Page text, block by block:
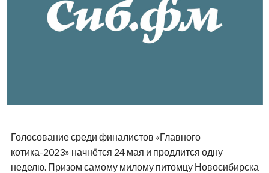
Голосование среди финалистов «Главного
котика-2023» начнётся 24 мая и продлится одну
неделю. Призом самому милому питомцу Новосибирска